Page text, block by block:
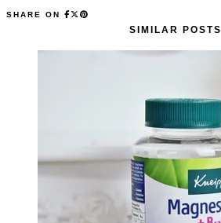
SHARE ON
SIMILAR POSTS